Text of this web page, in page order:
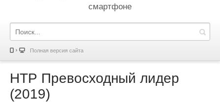
смартфоне
Полная версия сайта
НТР Превосходный лидер
(2019)